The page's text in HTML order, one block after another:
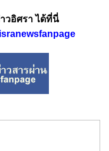
วอิศรา ได้ที่นี่